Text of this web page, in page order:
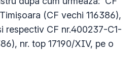
(CF vechi 116386),
respectiv CF nr.400237-C1-
nr. top 17190/XIV, pe o